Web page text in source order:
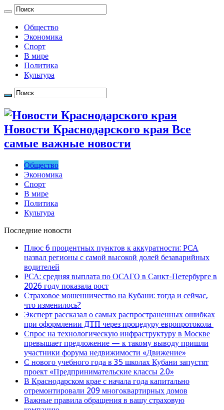
Общество
Экономика
Спорт
В мире
Политика
Культура
Новости Краснодарского края Все
самые важные новости
Общество
Экономика
Спорт
В мире
Политика
Культура
Последние новости
Плюс 6 процентных пунктов к аккуратности: РСА
назвал регионы с самой высокой долей безаварийных
водителей
РСА: средняя выплата по ОСАГО в Санкт-Петербурге в
2026 году показала рост
Страховое мошенничество на Кубани: тогда и сейчас,
что изменилось?
Эксперт рассказал о самых распространенных ошибках
при оформлении ДТП через процедуру европротокола
Спрос на технологическую инфраструктуру в Москве
превышает предложение — к такому выводу пришли
участники форума недвижимости «Движение»
С нового учебного года в 35 школах Кубани запустят
проект «Предпринимательские классы 2.0»
В Краснодарском крае с начала года капитально
отремонтировали 209 многоквартирных домов
Важные правила обращения в вашу страховую